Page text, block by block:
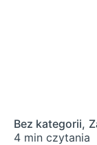
Bez kategorii
4 min czytania